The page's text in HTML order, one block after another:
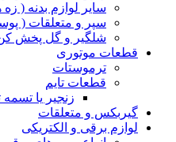
سایر لوازم بدنه (
سپر و متعلقات (
شلگیر و گل‌ پخش‌
قطعات موتوری
ترموستات
قطعات تایم
زنجیر یا تسمه
گیربکس و متعلقات
لوازم برقی و الکتریکی